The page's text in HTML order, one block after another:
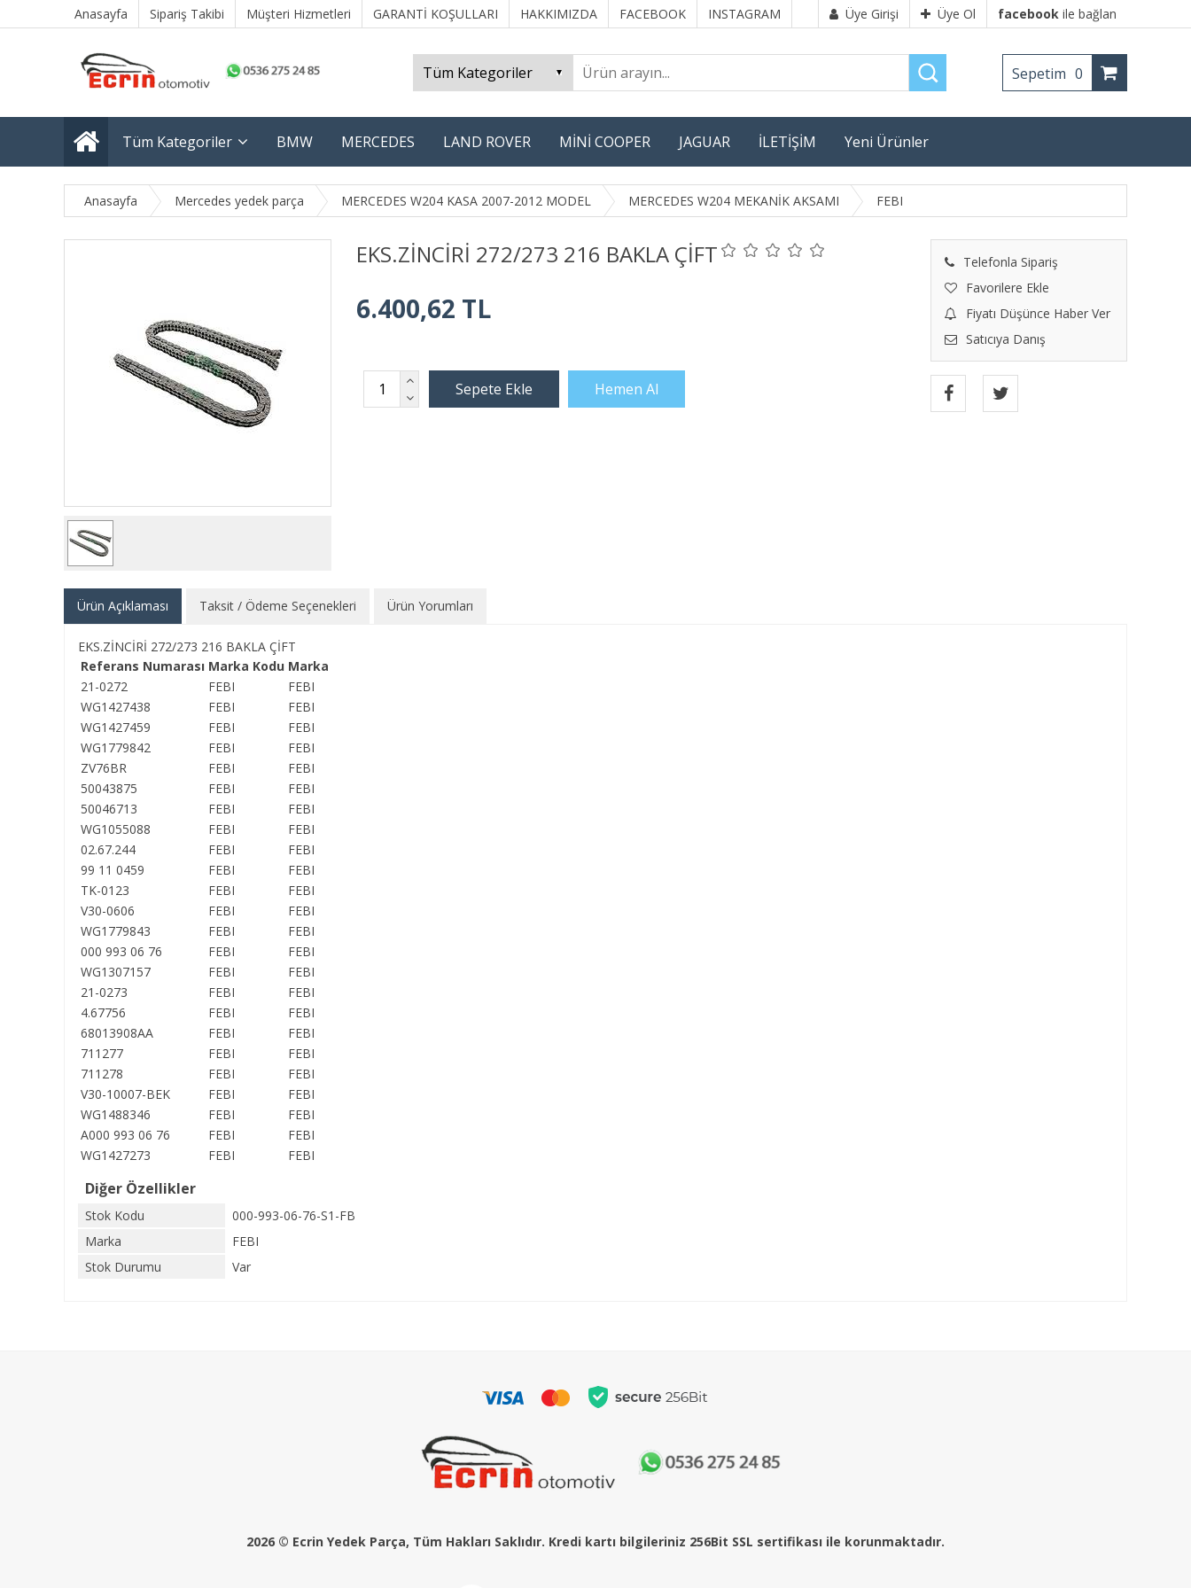
Anasayfa Sipariş Takibi Müşteri Hizmetleri GARANTİ KOŞULLARI HAKKIMIZDA FACEBOOK INSTAGRAM Üye Girişi Üye Ol facebook ile bağlan
Sepetim 0
Tüm Kategoriler BMW MERCEDES LAND ROVER MİNİ COOPER JAGUAR İLETİŞİM Yeni Ürünler
Anasayfa Mercedes yedek parça MERCEDES W204 KASA 2007-2012 MODEL MERCEDES W204 MEKANİK AKSAMI FEBI
EKS.ZİNCİRİ 272/273 216 BAKLA ÇİFT
Telefonla Sipariş
Favorilere Ekle
Fiyatı Düşünce Haber Ver
Satıcıya Danış
6.400,62 TL
Ürün Açıklaması Taksit / Ödeme Seçenekleri Ürün Yorumları
EKS.ZİNCİRİ 272/273 216 BAKLA ÇİFT
Referans Numarası Marka Kodu Marka
21-0272
FEBI
FEBI
WG1427438
FEBI
FEBI
WG1427459
FEBI
FEBI
WG1779842
FEBI
FEBI
ZV76BR
FEBI
FEBI
50043875
FEBI
FEBI
50046713
FEBI
FEBI
WG1055088
FEBI
FEBI
02.67.244
FEBI
FEBI
99 11 0459
FEBI
FEBI
TK-0123
FEBI
FEBI
V30-0606
FEBI
FEBI
WG1779843
FEBI
FEBI
000 993 06 76
FEBI
FEBI
WG1307157
FEBI
FEBI
21-0273
FEBI
FEBI
4.67756
FEBI
FEBI
68013908AA
FEBI
FEBI
711277
FEBI
FEBI
711278
FEBI
FEBI
V30-10007-BEK
FEBI
FEBI
WG1488346
FEBI
FEBI
A000 993 06 76
FEBI
FEBI
WG1427273
FEBI FEBI
Diğer Özellikler
Stok Kodu
000-993-06-76-S1-FB
Marka
FEBI
Stok Durumu
Var
2026 © Ecrin Yedek Parça, Tüm Hakları Saklıdır. Kredi kartı bilgileriniz 256Bit SSL sertifikası ile korunmaktadır.